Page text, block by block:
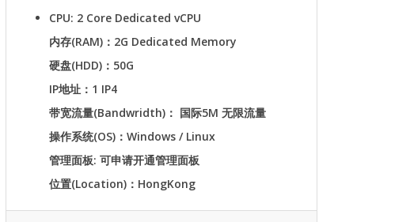
CPU: 2 Core Dedicated vCPU
内存(RAM)：2G Dedicated Memory
硬盘(HDD)：50G
IP地址：1 IP4
带宽流量(Bandwridth)： 国际5M 无限流量
操作系统(OS)：Windows / Linux
管理面板: 可申请开通管理面板
位置(Location)：HongKong